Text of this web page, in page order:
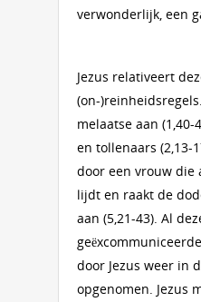
verwonderlijk, een
Jezus relativeert
(on-
melaatse aan (1,40-
en tollenaars (2,13-
door een vrouw die
lijdt en raakt de
aan (5,21-43). Al
door Jezus weer in
opgenomen. Jezus